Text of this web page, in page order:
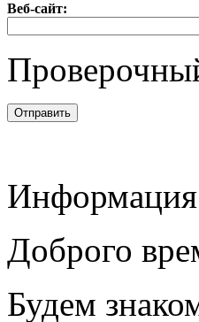
Веб-сайт:
Доброго
Будем